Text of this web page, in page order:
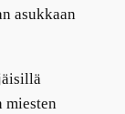
asukkaan